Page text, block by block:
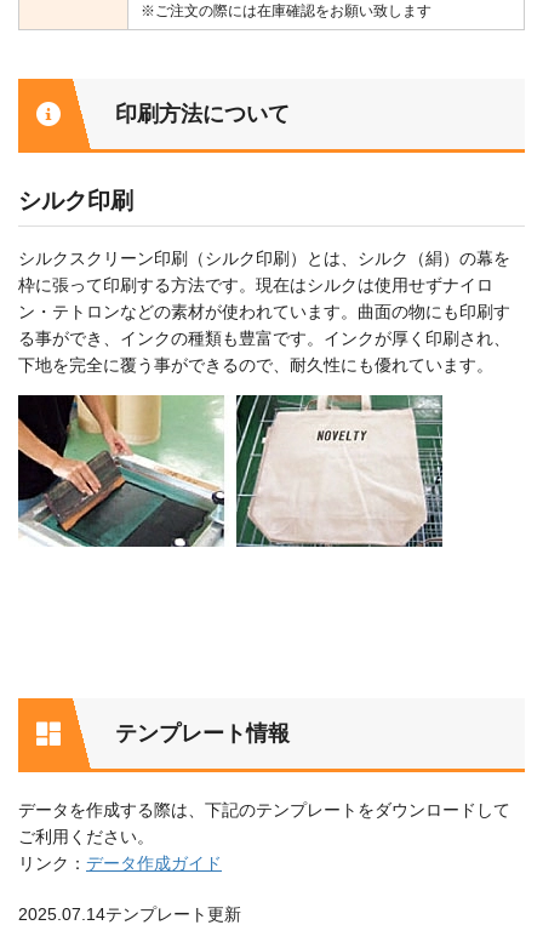
※ご注文の際には在庫確認をお願い致します
印刷方法について
シルク印刷
シルクスクリーン印刷（シルク印刷）とは、シルク（絹）の幕を
枠に張って印刷する方法です。現在はシルクは使用せずナイロ
ン・テトロンなどの素材が使われています。曲面の物にも印刷す
る事ができ、インクの種類も豊富です。インクが厚く印刷され、
下地を完全に覆う事ができるので、耐久性にも優れています。
テンプレート情報
データを作成する際は、下記のテンプレートをダウンロードして
ご利用ください。
リンク： データ作成ガイド
2025.07.14テンプレート更新